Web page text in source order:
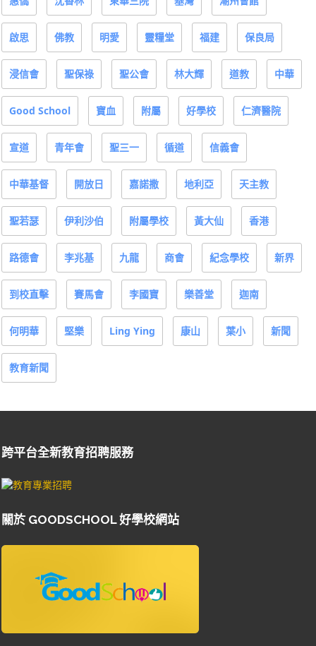
啟思 佛教 明愛 靈糧堂 福建 保良局
浸信會 聖保祿 聖公會 林大輝 道教 中華
Good School 寶血 附屬 好學校 仁濟醫院
宣道 青年會 聖三一 循道 信義會
中華基督 開放日 嘉諾撒 地利亞 天主教
聖若瑟 伊利沙伯 附屬學校 黃大仙 香港
路德會 李兆基 九龍 商會 紀念學校 新界
到校直擊 賽馬會 李國寶 樂善堂 迦南
何明華 堅樂 Ling Ying 康山 葉小 新聞
教育新聞
跨平台全新教育招聘服務
關於 GOODSCHOOL 好學校網站